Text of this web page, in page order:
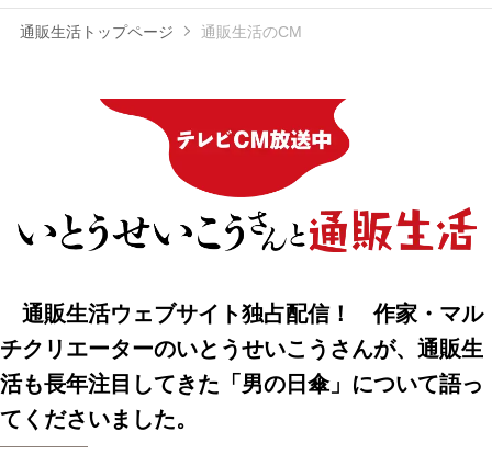
通販生活トップページ 通販生活のCM
通販生活ウェブサイト独占配信！ 作家・マル
チクリエーターのいとうせいこうさんが、通販生
活も長年注目してきた「男の日傘」について語っ
てくださいました。